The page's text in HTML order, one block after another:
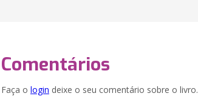
Comentários
Faça o login deixe o seu comentário sobre o livro.